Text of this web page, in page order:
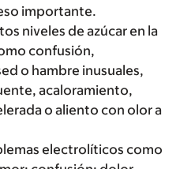
importante.
niveles de azúcar en la
confusión,
o hambre inusuales,
acaloramiento,
o aliento con olor a
electrolíticos como